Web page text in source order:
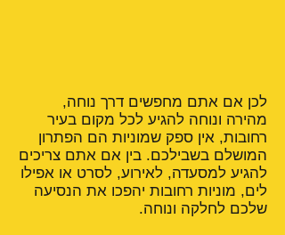
לכן אם אתם מחפשים דרך נוחה,
מהירה ונוחה להגיע לכל מקום בעיר
רחובות, אין ספק שמוניות הם הפתרון
המושלם בשבילכם. בין אם אתם צריכים
להגיע למסעדה, לאירוע, לסרט או אפילו
לים, מוניות רחובות יהפכו את הנסיעה
שלכם לחלקה ונוחה.